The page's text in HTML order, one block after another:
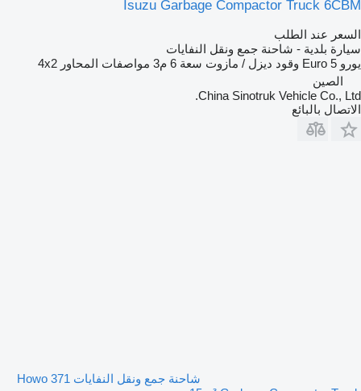
Isuzu Garbage Compactor Truck 6CBM
السعر عند الطلب
سيارة بلدية - شاحنة جمع ونقل النفايات
يورو Euro 5 وقود ديزل / مازوت سعة 6 م3 مواصفات المحاور 4x2
الصين
China Sinotruk Vehicle Co., Ltd.
الاتصال بالبائع
شاحنة جمع ونقل النفايات Howo 371